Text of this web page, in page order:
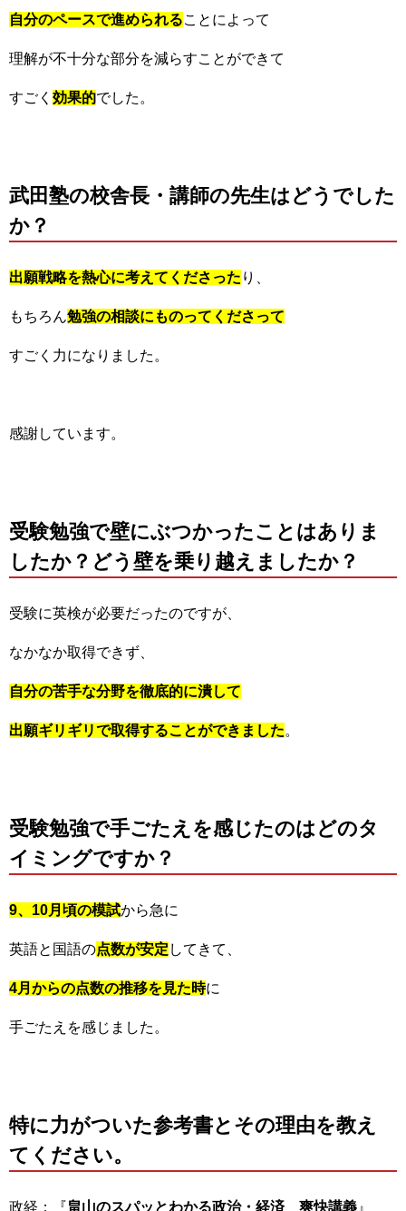
自分のペースで進められることによって
理解が不十分な部分を減らすことができて
すごく 効果的でした。
武田塾の校舎長・講師の先生はどうでした
か？
出願戦略を熱心に考えてくださった り、
もちろん勉強の相談にものってくださって
すごく力になりました。
感謝しています。
受験勉強で壁にぶつかったことはありま
したか？どう壁を乗り越えましたか？
受験に英検が必要だったのですが、
なかなか取得できず、
自分の苦手な分野を徹底的に潰して
出願ギリギリで取得することができました。
受験勉強で手ごたえを感じたのはどのタ
イミングですか？
9、10月頃の模試から急に
英語と国語の点数が安定 してきて、
4月からの点数の推移を見た時に
手ごたえを感じました。
特に力がついた参考書とその理由を教え
てください。
政経：『畠山のスパッとわかる政治・経済 爽快講義 』